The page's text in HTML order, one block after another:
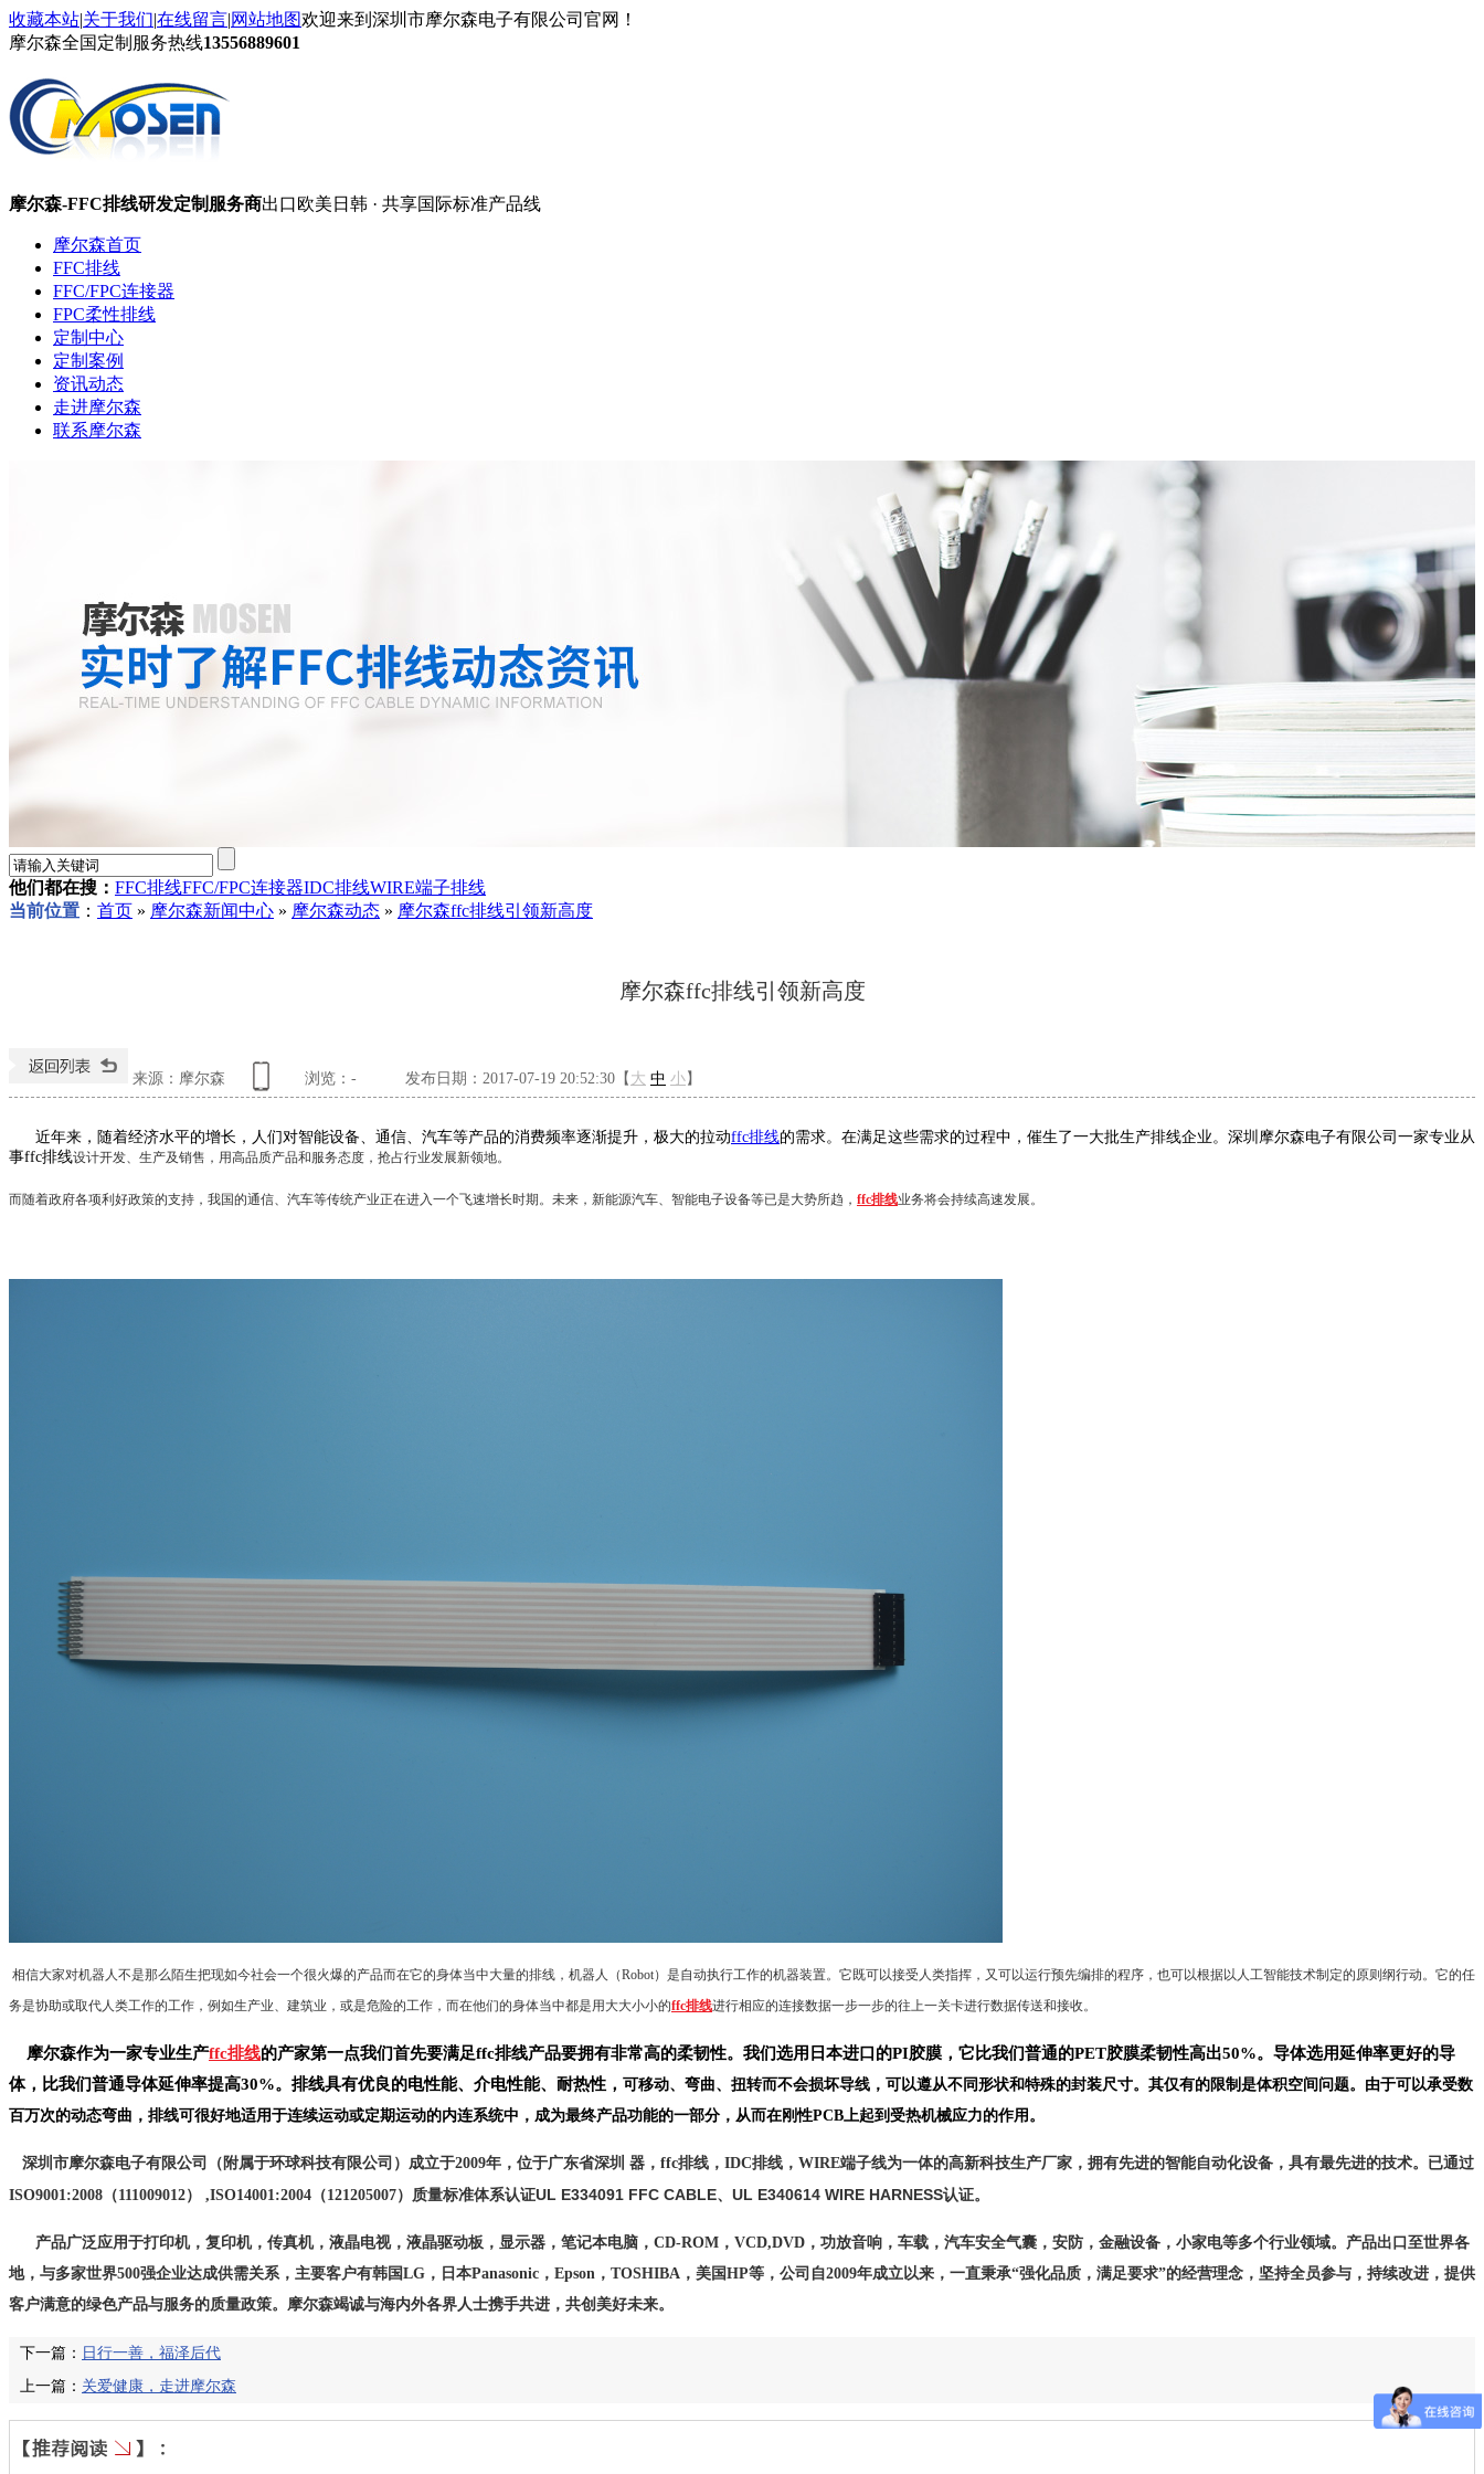
收藏本站|关于我们|在线留言|网站地图欢迎来到深圳市摩尔森电子有限公司官网！
摩尔森全国定制服务热线13556889601
摩尔森-FFC排线研发定制服务商出口欧美日韩 · 共享国际标准产品线
摩尔森首页
FFC排线
FFC/FPC连接器
FPC柔性排线
定制中心
定制案例
资讯动态
走进摩尔森
联系摩尔森
他们都在搜： FFC排线FFC/FPC连接器IDC排线WIRE端子排线
当前位置 ： 首页 » 摩尔森新闻中心 » 摩尔森动态 » 摩尔森ffc排线引领新高度
摩尔森ffc排线引领新高度
来源：摩尔森 浏览： - 发布日期：2017-07-19 20:52:30【 大 中 小】
近年来，随着经济水平的增长，人们对智能设备、通信、汽车等产品的消费频率逐渐提升，极大的拉动ffc排线的需求。在满足这些需求的过程中，催生了一大批生产排线企业。深圳摩尔森电子有限公司一家专业从
事ffc排线设计开发、生产及销售，用高品质产品和服务态度，抢占行业发展新领地。
而随着政府各项利好政策的支持，我国的通信、汽车等传统产业正在进入一个飞速增长时期。未来，新能源汽车、智能电子设备等已是大势所趋， ffc排线业务将会持续高速发展。
相信大家对机器人不是那么陌生把现如今社会一个很火爆的产品而在它的身体当中大量的排线，机器人（Robot）是自动执行工作的机器装置。它既可以接受人类指挥，又可以运行预先编排的程序，也可以根据以人工智能技术制定的原则纲行动。它的任
务是协助或取代人类工作的工作，例如生产业、建筑业，或是危险的工作，而在他们的身体当中都是用大大小小的ffc排线进行相应的连接数据一步一步的往上一关卡进行数据传送和接收。
摩尔森作为一家专业生产ffc排线的产家第一点我们首先要满足ffc排线产品要拥有非常高的柔韧性。我们选用日本进口的PI胶膜，它比我们普通的PET胶膜柔韧性高出50%。导体选用延伸率更好的导
体，比我们普通导体延伸率提高30%。排线具有优良的电性能、介电性能、耐热性， 可移动、弯曲、扭转而不会损坏导线，可以遵从不同形状和特殊的封装尺寸。其仅有的限制是体积空间问题。由于可以承受数
百万次的动态弯曲，排线可很好地适用于连续运动或定期运动的内连系统中，成为最终产品功能的一部分，从而在刚性PCB上起到受热机械应力的作用。
深圳市摩尔森电子有限公司（附属于环球科技有限公司）成立于2009年，位于广东省深圳 器，ffc排线， IDC排线， WIRE端子线为一体的高新科技生产厂家，拥有先进的智能自动化设备，具有最先进的技术。已通过
ISO9001:2008 （111009012） ,ISO14001:2004 （121205007）质量标准体系认证UL E334091 FFC CABLE、 UL E340614 WIRE HARNESS认证。
产品广泛应用于打印机，复印机，传真机，液晶电视，液晶驱动板，显示器，笔记本电脑， CD-ROM ， VCD,DVD ，功放音响，车载，汽车安全气囊，安防，金融设备，小家电等多个行业领域。 产品出口至世界各
地，与多家世界500强企业达成供需关系，主要客户有韩国LG ，日本Panasonic ， Epson ， TOSHIBA ，美国HP等， 公司自2009年成立以来，一直秉承“强化品质，满足要求”的经营理念，坚持全员参与，持续改进，提供
客户满意的绿色产品与服务的质量政策。 摩尔森竭诚与海内外各界人士携手共进，共创美好未来。
下一篇： 日行一善，福泽后代
上一篇： 关爱健康，走进摩尔森